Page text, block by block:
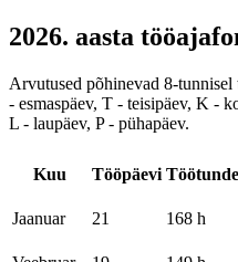
2026. aasta
Arvutused põhinevad 8-tunnisel
- esmaspäev, T - teisipäev, K -
L - laupäev, P - pühapäev.
Kuu Tööpäevi Töötunde
Jaanuar
21 168 h